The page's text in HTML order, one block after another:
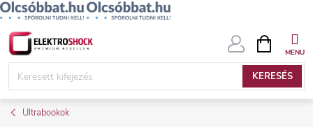
Ugrás
KERESÉS
KOSÁR
Ultrabookok